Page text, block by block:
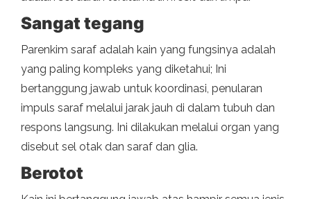
Sangat tegang
Parenkim saraf adalah kain yang fungsinya adalah
yang paling kompleks yang diketahui; Ini
bertanggung jawab untuk koordinasi, penularan
impuls saraf melalui jarak jauh di dalam tubuh dan
respons langsung. Ini dilakukan melalui organ yang
disebut sel otak dan saraf dan glia.
Berotot